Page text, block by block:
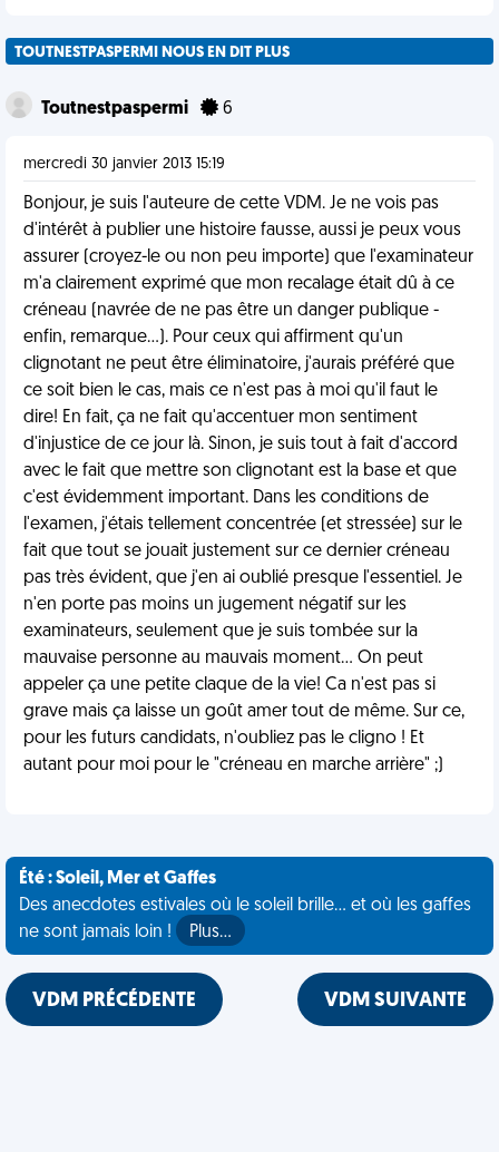
TOUTNESTPASPERMI NOUS EN DIT PLUS
Toutnestpaspermi 6
mercredi 30 janvier 2013 15:19
Bonjour, je suis l'auteure de cette VDM. Je ne vois pas
d'intérêt à publier une histoire fausse, aussi je peux vous
assurer (croyez-le ou non peu importe) que l'examinateur
m'a clairement exprimé que mon recalage était dû à ce
créneau (navrée de ne pas être un danger publique -
enfin, remarque...). Pour ceux qui affirment qu'un
clignotant ne peut être éliminatoire, j'aurais préféré que
ce soit bien le cas, mais ce n'est pas à moi qu'il faut le
dire! En fait, ça ne fait qu'accentuer mon sentiment
d'injustice de ce jour là. Sinon, je suis tout à fait d'accord
avec le fait que mettre son clignotant est la base et que
c'est évidemment important. Dans les conditions de
l'examen, j'étais tellement concentrée (et stressée) sur le
fait que tout se jouait justement sur ce dernier créneau
pas très évident, que j'en ai oublié presque l'essentiel. Je
n'en porte pas moins un jugement négatif sur les
examinateurs, seulement que je suis tombée sur la
mauvaise personne au mauvais moment... On peut
appeler ça une petite claque de la vie! Ca n'est pas si
grave mais ça laisse un goût amer tout de même. Sur ce,
pour les futurs candidats, n'oubliez pas le cligno ! Et
autant pour moi pour le "créneau en marche arrière" ;)
Été : Soleil, Mer et Gaffes
Des anecdotes estivales où le soleil brille... et où les gaffes
ne sont jamais loin !
Plus…
VDM PRÉCÉDENTE VDM SUIVANTE